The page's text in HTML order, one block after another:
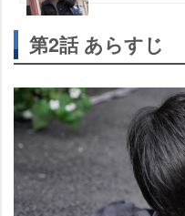
第2話 あらすじ